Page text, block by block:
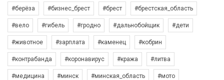
#берёза #бизнес_брест #брест #брестская_область
#вело #гибель #гродно #дальнобойщик #дети
#животное #зарплата #каменец #кобрин
#контрабанда #коронавирус #кража #литва
#медицина #минск #минская_область #мото